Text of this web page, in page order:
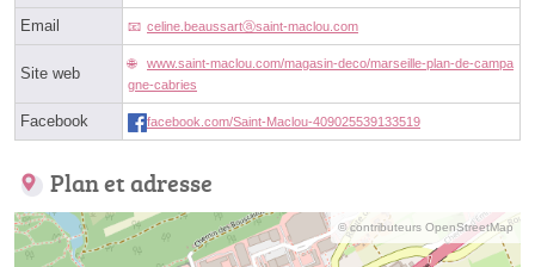
Email celine.beaussartⓐsaint-maclou.com
Site web
www.saint-maclou.com/magasin-deco/marseille-plan-de-campa
gne-cabries
Facebook facebook.com/Saint-Maclou-409025539133519
Plan et adresse
© contributeurs OpenStreetMap